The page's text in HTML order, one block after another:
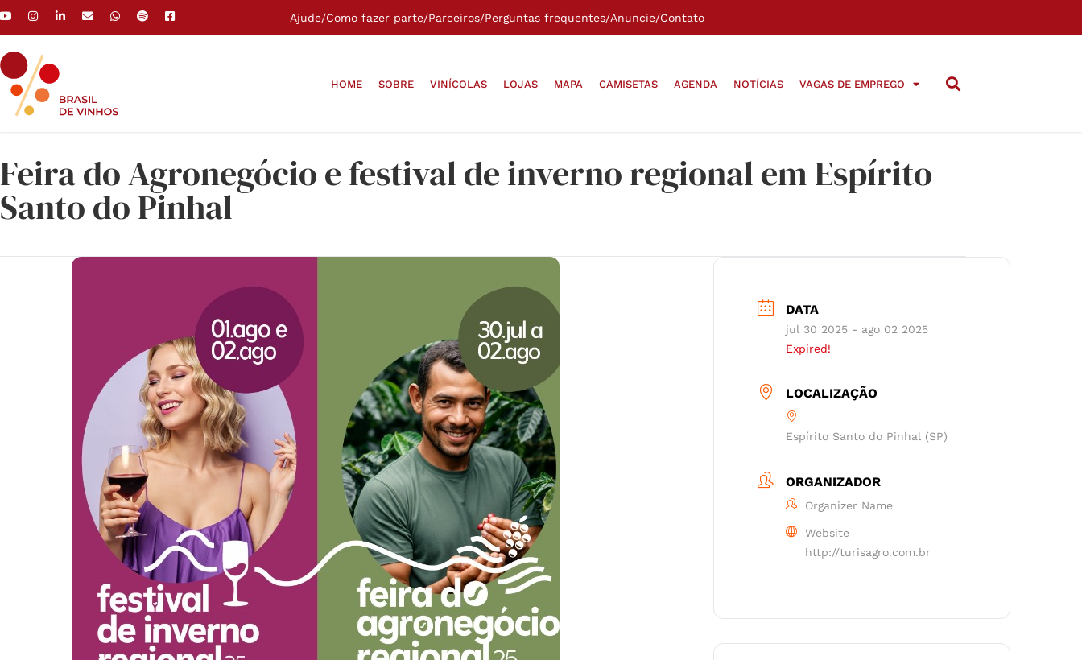
Ajude/Como fazer parte/Parceiros/Perguntas frequentes/Anuncie/Contato
HOME SOBRE VINÍCOLAS LOJAS MAPA CAMISETAS AGENDA NOTÍCIAS VAGAS DE EMPREGO
Feira do Agronegócio e festival de inverno regional em Espírito
Santo do Pinhal
DATA
jul 30 2025 - ago 02 2025
Expired!
LOCALIZAÇÃO
Espírito Santo do Pinhal (SP)
ORGANIZADOR
Organizer Name
Website
http://turisagro.com.br